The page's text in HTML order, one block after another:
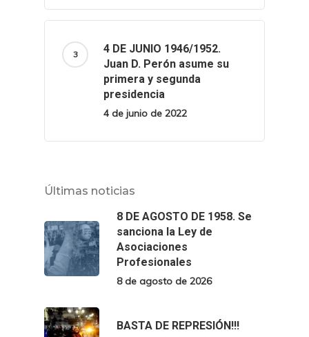
4 DE JUNIO 1946/1952.
Juan D. Perón asume su
primera y segunda
presidencia
4 de junio de 2022
Últimas noticias
8 DE AGOSTO DE 1958. Se
sanciona la Ley de
Asociaciones
Profesionales
8 de agosto de 2026
BASTA DE REPRESIÓN!!!